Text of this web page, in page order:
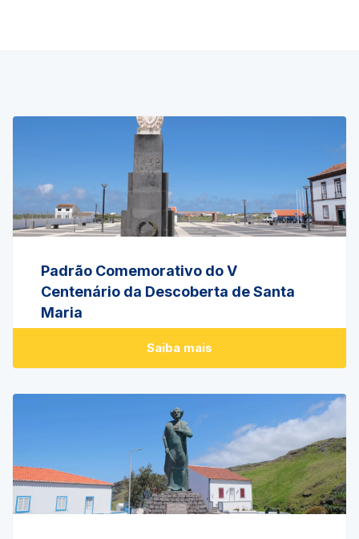
Padrão Comemorativo do V
Centenário da Descoberta de Santa
Maria
Saiba mais